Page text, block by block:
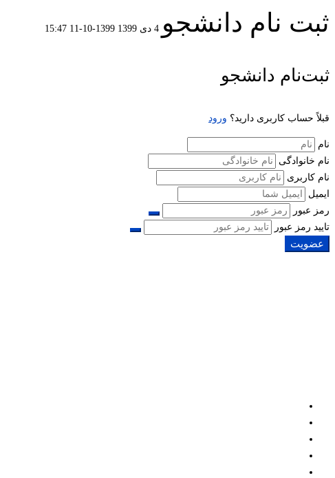
ثبت نام دانشجو 4 دی 1399 1399-10-11 15:47
ثبت
نام
دانشجو
ثبت‌نام دانشجو
قبلاً حساب کاربری دارید؟ ورود
نام
نام خانوادگی
نام کاربری
ایمیل
رمز عبور
تایید رمز عبور
عضویت